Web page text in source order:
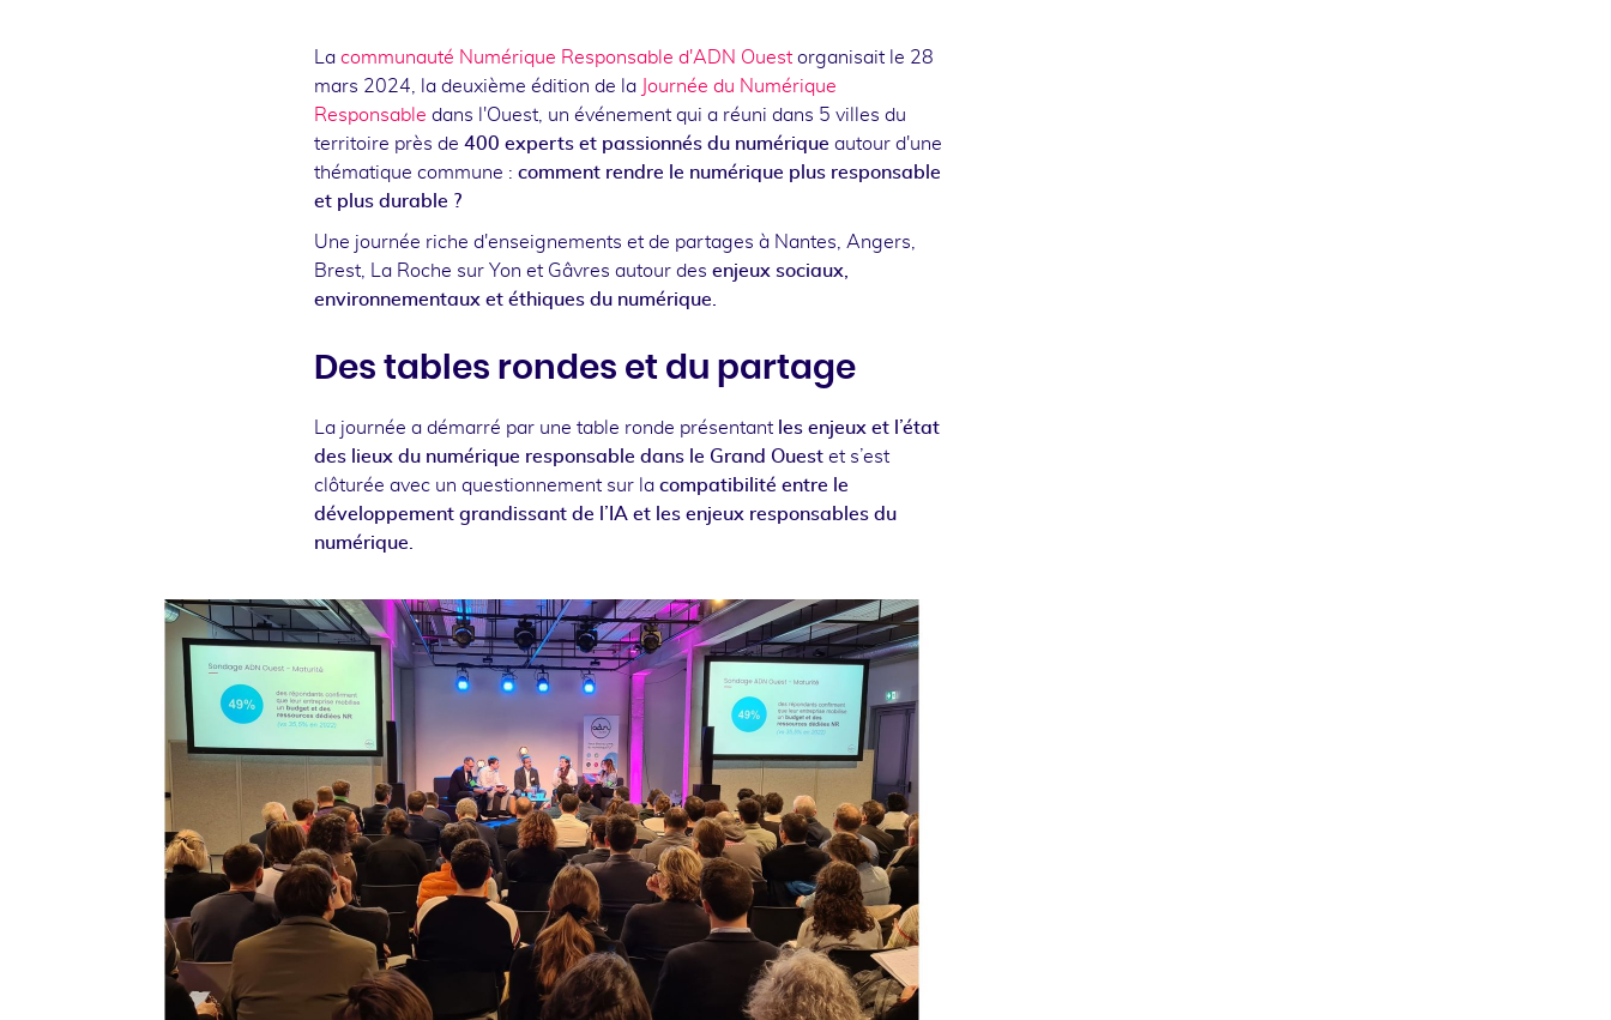
La communauté Numérique Responsable d'ADN Ouest organisait le 28
mars 2024, la deuxième édition de la Journée du Numérique
Responsable dans l'Ouest, un événement qui a réuni dans 5 villes du
territoire près de 400 experts et passionnés du numérique autour d'une
thématique commune : comment rendre le numérique plus responsable
et plus durable ?
Une journée riche d'enseignements et de partages à Nantes, Angers,
Brest, La Roche sur Yon et Gâvres autour des enjeux sociaux,
environnementaux et éthiques du numérique.
Des tables rondes et du partage
La journée a démarré par une table ronde présentant les enjeux et l’état
des lieux du numérique responsable dans le Grand Ouest et s’est
clôturée avec un questionnement sur la compatibilité entre le
développement grandissant de l’IA et les enjeux responsables du
numérique.